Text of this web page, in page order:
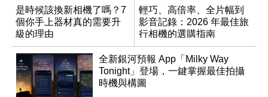
是時候該換新相機了嗎？7
個你手上器材真的需要升
級的理由
輕巧、高倍率、全片幅到
影音記錄：2026 年最佳旅
行相機的選購指南
全新銀河預報 App「Milky Way
Tonight」登場，一鍵掌握最佳拍攝
時機與構圖